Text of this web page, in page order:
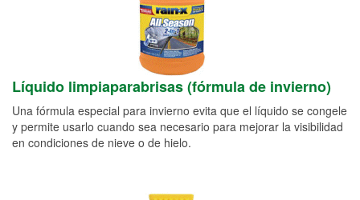
Líquido limpiaparabrisas (fórmula de invierno)
Una fórmula especial para invierno evita que el líquido se congele
y permite usarlo cuando sea necesario para mejorar la visibilidad
en condiciones de nieve o de hielo.